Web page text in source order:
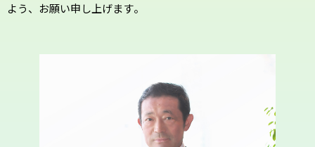
よう、お願い申し上げます。